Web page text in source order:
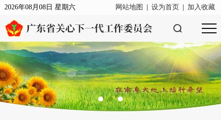
网站地图 设为首页 加入收藏
2026年08月08日 星期六